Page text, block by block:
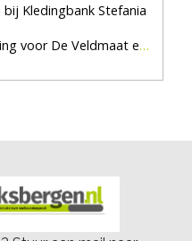
Kledingbank Stefania
De Veldmaat en De Pas